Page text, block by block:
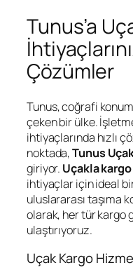
Tunus’a
Çözümler
Tunus, coğrafi
çeken bir ülke.
ihtiyaçlarında hızlı
noktada,Tunus
giriyor. Uçakla kargo
ihtiyaçlar için ideal
uluslararası taşıma
olarak, her tür kargo
ulaştırıyoruz.
Uçak Kargo